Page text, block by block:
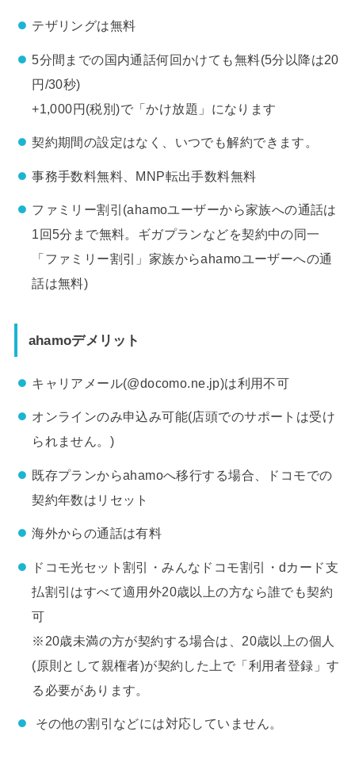
テザリングは無料
5分間までの国内通話何回かけても無料(5分以降は20
円/30秒)
+1,000円(税別)で「かけ放題」になります
契約期間の設定はなく、いつでも解約できます。
事務手数料無料、MNP転出手数料無料
ファミリー割引(ahamoユーザーから家族への通話は
1回5分まで無料。ギガプランなどを契約中の同一
「ファミリー割引」家族からahamoユーザーへの通
話は無料)
ahamoデメリット
キャリアメール(@docomo.ne.jp)は利用不可
オンラインのみ申込み可能(店頭でのサポートは受け
られません。)
既存プランからahamoへ移行する場合、ドコモでの
契約年数はリセット
海外からの通話は有料
ドコモ光セット割引・みんなドコモ割引・dカード支
払割引はすべて適用外20歳以上の方なら誰でも契約
可
※20歳未満の方が契約する場合は、20歳以上の個人
(原則として親権者)が契約した上で「利用者登録」す
る必要があります。
その他の割引などには対応していません。